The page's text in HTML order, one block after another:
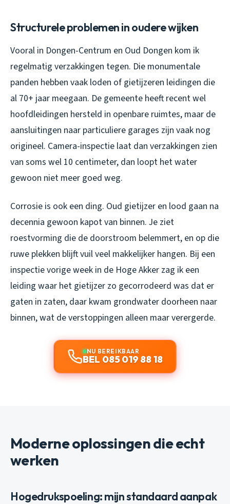
Structurele problemen in oudere wijken
Vooral in Dongen-Centrum en Oud Dongen kom ik
regelmatig verzakkingen tegen. Die monumentale
panden hebben vaak loden of gietijzeren leidingen die
al 70+ jaar meegaan. De gemeente heeft recent wel
hoofdleidingen hersteld in openbare ruimtes, maar de
aansluitingen naar particuliere garages zijn vaak nog
origineel. Camera-inspectie laat dan verzakkingen zien
van soms wel 10 centimeter, dan loopt het water
gewoon niet meer goed weg.
Corrosie is ook een ding. Oud gietijzer en lood gaan na
decennia gewoon kapot van binnen. Je ziet
roestvorming die de doorstroom belemmert, en op die
ruwe plekken blijft vuil veel makkelijker hangen. Bij een
inspectie vorige week in de Hoge Akker zag ik een
leiding waar het gietijzer zo gecorrodeerd was dat er
gaten in zaten, daar kwam grondwater doorheen naar
binnen, wat de verstoppingen alleen maar verergerde.
NU BEREIKBAAR
BEL 085 019 88 18
Moderne oplossingen die echt
werken
Hogedrukspoeling: mijn standaard aanpak